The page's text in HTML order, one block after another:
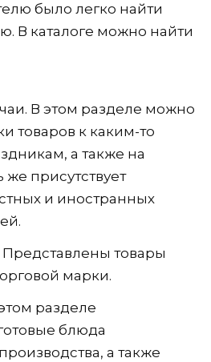
было легко найти
В каталоге можно найти
В этом разделе можно
товаров к каким-то
а также на
же присутствует
и иностранных
Представлены товары
марки.
разделе
блюда
а также